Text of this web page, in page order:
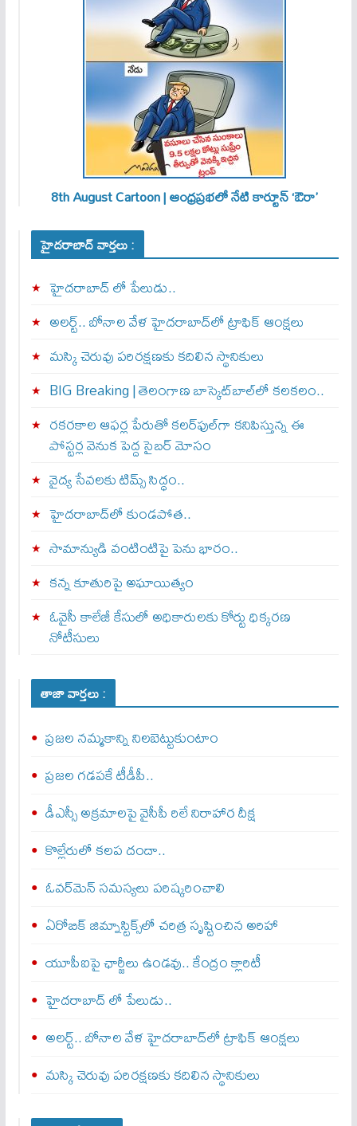
8th August Cartoon | ఆంధ్రప్రభలో నేటి కార్టూన్ ‘ఔరా’
హైదరాబాద్ వార్తలు :
హైదరాబాద్ లో పేలుడు..
అలర్ట్‌.. బోనాల వేళ హైదరాబాద్‌లో ట్రాఫిక్‌ ఆంక్షలు
మస్కి చెరువు పరిరక్షణకు కదిలిన స్థానికులు
BIG Breaking | తెలంగాణ బాస్కెట్‌బాల్‌లో కలకలం..
రకరకాల ఆఫర్ల పేరుతో కలర్‌ఫుల్‌గా కనిపిస్తున్న ఈ
పోస్టర్ల వెనుక పెద్ద సైబర్ మోసం
వైద్య సేవలకు టిమ్స్‌ సిద్ధం..
హైదరాబాద్‌లో కుండపోత..
సామాన్యుడి వంటింటిపై పెను భారం..
కన్న కూతురిపై అఘాయిత్యం
ఓవైసీ కాలేజీ కేసులో అధికారులకు కోర్టు ధిక్కరణ
నోటీసులు
తాజా వార్తలు :
ప్రజల నమ్మకాన్ని నిలబెట్టుకుంటాం
ప్రజల గడపకే టీడీపీ..
డీఎస్సీ అక్రమాలపై వైసీపీ రిలే నిరాహార దీక్ష
కొల్లేరులో కలప దందా..
ఓవర్‌మెన్‌ సమస్యలు పరిష్కరించాలి
ఏరోబిక్‌ జిమ్నాస్టిక్స్‌లో చరిత్ర సృష్టించిన అరిహా
యూపీఐపై ఛార్జీలు ఉండవు.. కేంద్రం క్లారిటీ
హైదరాబాద్ లో పేలుడు..
అలర్ట్‌.. బోనాల వేళ హైదరాబాద్‌లో ట్రాఫిక్‌ ఆంక్షలు
మస్కి చెరువు పరిరక్షణకు కదిలిన స్థానికులు